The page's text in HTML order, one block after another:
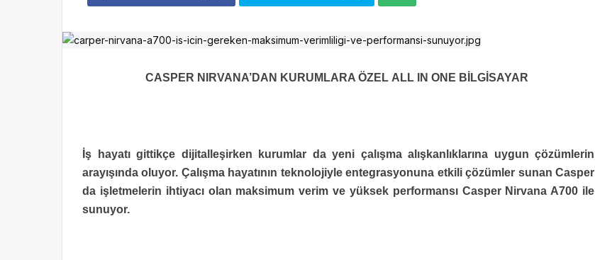
CASPER NIRVANA’DAN KURUMLARA ÖZEL ALL IN ONE BİLGİSAYAR
İş hayatı gittikçe dijitalleşirken kurumlar da yeni çalışma alışkanlıklarına uygun çözümlerin
arayışında oluyor. Çalışma hayatının teknolojiyle entegrasyonuna etkili çözümler sunan Casper
da işletmelerin ihtiyacı olan maksimum verim ve yüksek performansı Casper Nirvana A700 ile
sunuyor.